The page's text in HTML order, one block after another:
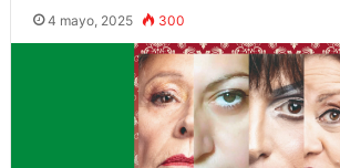
4 mayo, 2025 300